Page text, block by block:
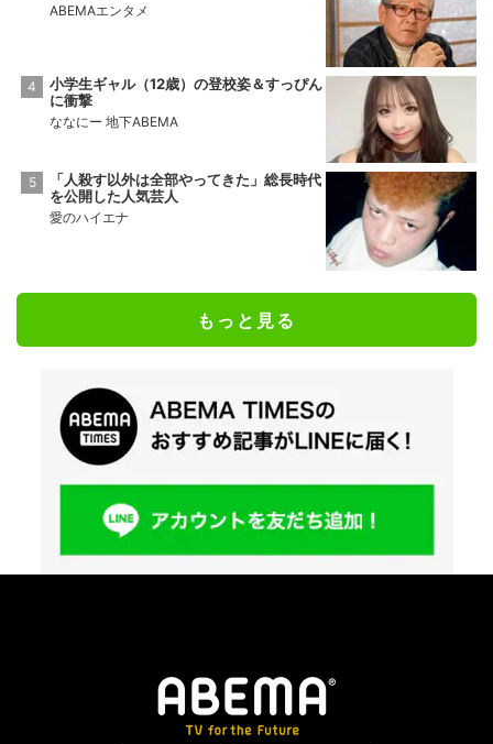
ABEMAエンタメ
小学生ギャル（12歳）の登校姿＆すっぴん
に衝撃
ななにー 地下ABEMA
「人殺す以外は全部やってきた」総長時代
を公開した人気芸人
愛のハイエナ
もっと見る